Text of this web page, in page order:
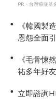
PR・台灣癌症基
《韓國製
恩怨全面
《毛骨悚
祐多年好
立即諮詢